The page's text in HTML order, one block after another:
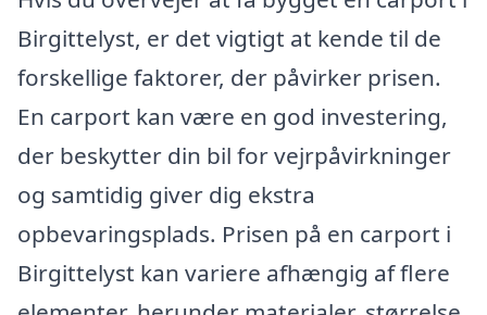
Birgittelyst, er det vigtigt at kende til de
forskellige faktorer, der påvirker prisen.
En carport kan være en god investering,
der beskytter din bil for vejrpåvirkninger
og samtidig giver dig ekstra
opbevaringsplads. Prisen på en carport i
Birgittelyst kan variere afhængig af flere